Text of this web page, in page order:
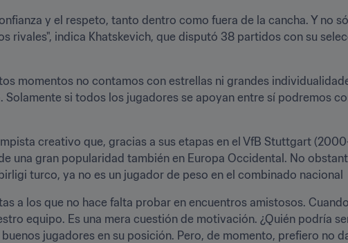
y el respeto, tanto dentro como fuera de la cancha. Y no
rivales", indica Khatskevich, que disputó 38 partidos con su
momentos no contamos con estrellas ni grandes
si todos los jugadores se apoyan entre sí podremos
creativo que, gracias a sus etapas en el VfB Stuttgart
una gran popularidad también en Europa Occidental. No
turco, ya no es un jugador de peso en el combinado nacional
a los que no hace falta probar en encuentros amistosos.
equipo. Es una mera cuestión de motivación. ¿Quién podría
jugadores en su posición. Pero, de momento, prefiero no